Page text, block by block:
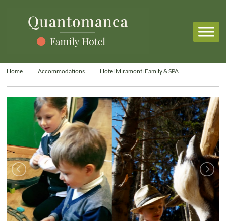
Home Accommodations Hotel Miramonti Family & SPA